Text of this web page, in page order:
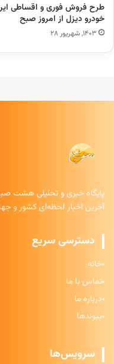
طرح فروش فوری و اقساطی
خودرو دیزل از امروز صبح
۱۴۰۳, شهریور ۲۸
پایگاه خبری و تحلیلی هشت
آخرین اخبار لحظه‌ای کشور و
دسترسی سریع
خانه
تماس با ما
درباره ما
پیوندها
سرویس‌ها